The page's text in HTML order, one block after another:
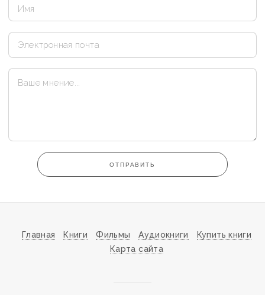
ОТПРАВИТЬ
Главная Книги Фильмы Аудиокниги
Купить книги
Карта сайта